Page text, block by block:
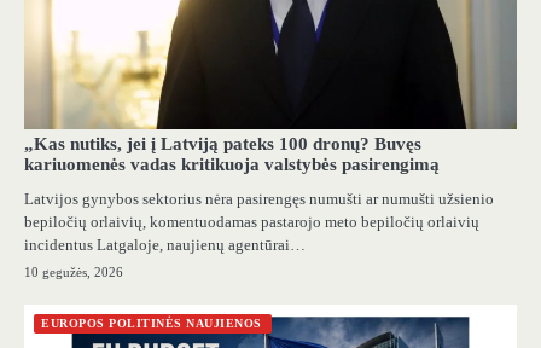
„Kas nutiks, jei į Latviją pateks 100 dronų? Buvęs
kariuomenės vadas kritikuoja valstybės pasirengimą
Latvijos gynybos sektorius nėra pasirengęs numušti ar numušti užsienio
bepiločių orlaivių, komentuodamas pastarojo meto bepiločių orlaivių
incidentus Latgaloje, naujienų agentūrai…
10 gegužės, 2026
EUROPOS POLITINĖS NAUJIENOS